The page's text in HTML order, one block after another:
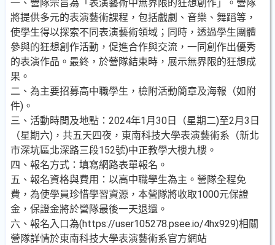
一、營隊宗旨為「表演藝術中無界限的狂想創作」。營隊
將提供多元的表演藝術課程，包括戲劇、音樂、舞蹈等，
使學生得以探索不同表演藝術領域；同時，透過學生團體
參與的狂想創作活動，促進合作與交流，一同創作出優秀
的表演作品。最終，於營隊結束時，展示無界限的狂想成
果。
二、為主要招募高中職學生，檢附活動簡章及海報（如附
件)。
三、活動時間及地點：2024年1月30日（星期二)至2月3日
（星期六)，共五天四夜，東南科技大學表演藝術系（新北
市深坑區北深路三段152號)中正教學大樓九樓。
四、報名方式：填寫網路表單報名。
五、報名資格與費用：以高中職學生為主。營隊全程免
費，為使學員珍惜學習資源，本營隊將收取1000元保證
金，保證金將於營隊最後一天退還。
六、報名入口為(https://user105278.psee.io/4hx929)相關
營隊詳情於東南科技大學表演藝術系官方網站